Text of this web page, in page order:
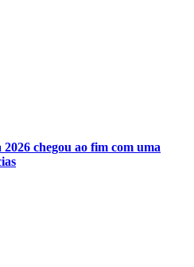
chegou ao fim com uma